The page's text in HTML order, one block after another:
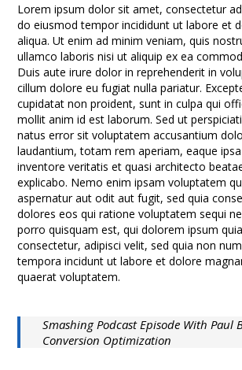
Lorem ipsum dolor sit amet, consectetur
do eiusmod tempor incididunt ut labore et
aliqua. Ut enim ad minim veniam, quis
ullamco laboris nisi ut aliquip ex ea
Duis aute irure dolor in reprehenderit in
cillum dolore eu fugiat nulla pariatur.
cupidatat non proident, sunt in culpa qui
mollit anim id est laborum. Sed ut
natus error sit voluptatem accusantium
laudantium, totam rem aperiam, eaque
inventore veritatis et quasi architecto
explicabo. Nemo enim ipsam voluptatem
aspernatur aut odit aut fugit, sed quia
dolores eos qui ratione voluptatem sequi
porro quisquam est, qui dolorem ipsum
consectetur, adipisci velit, sed quia non
tempora incidunt ut labore et dolore
quaerat voluptatem.
Smashing Podcast Episode With Paul
Conversion Optimization